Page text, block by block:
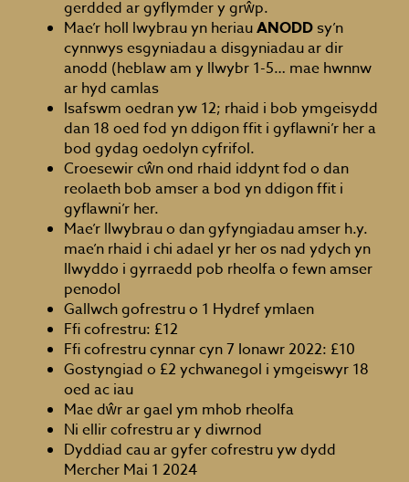
gerdded ar gyflymder y grŵp.
Mae’r holl lwybrau yn heriauANODDsy’n
cynnwys esgyniadau a disgyniadau ar dir
anodd (heblaw am y llwybr 1-5… mae hwnnw
ar hyd camlas
Isafswm oedran yw 12; rhaid i bob ymgeisydd
dan 18 oed fod yn ddigon ffit i gyflawni’r her a
bod gydag oedolyn cyfrifol.
Croesewir cŵn ond rhaid iddynt fod o dan
reolaeth bob amser a bod yn ddigon ffit i
gyflawni’r her.
Mae’r llwybrau o dan gyfyngiadau amser h.y.
mae’n rhaid i chi adael yr her os nad ydych yn
llwyddo i gyrraedd pob rheolfa o fewn amser
penodol
Gallwch gofrestru o 1 Hydref ymlaen
Ffi cofrestru: £12
Ffi cofrestru cynnar cyn 7 Ionawr 2022: £10
Gostyngiad o £2 ychwanegol i ymgeiswyr 18
oed ac iau
Mae dŵr ar gael ym mhob rheolfa
Ni ellir cofrestru ar y diwrnod
Dyddiad cau ar gyfer cofrestru yw dydd
Mercher Mai 1 2024